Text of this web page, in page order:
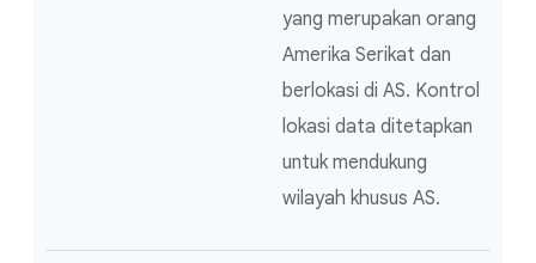
yang merupakan orang
Amerika Serikat dan
berlokasi di AS. Kontrol
lokasi data ditetapkan
untuk mendukung
wilayah khusus AS.